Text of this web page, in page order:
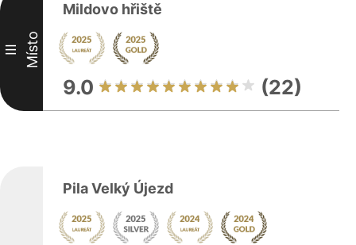
III Místo
Mildovo hřiště
9.0 (22)
Pila Velký Újezd